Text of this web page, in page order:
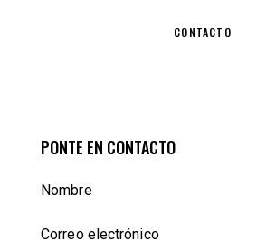
CONTACTO
PONTE EN CONTACTO